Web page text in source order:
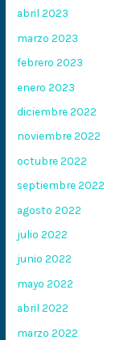
abril 2023
marzo 2023
febrero 2023
enero 2023
diciembre 2022
noviembre 2022
octubre 2022
septiembre 2022
agosto 2022
julio 2022
junio 2022
mayo 2022
abril 2022
marzo 2022